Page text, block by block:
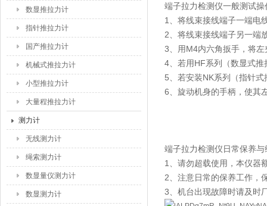
数显推拉力计
指针推拉力计
国产推拉力计
机械式推拉力计
小型推拉力计
大量程推拉力计
测力计
无线测力计
绳索测力计
数显量仪测力计
数显测力计
端子拉力检测仪一般测试操
1、将线束接线端子一端电
2、将线束接线端子另一端
3、用M4内六角扳手，将
4、若用HF系列（数显式
5、若安装NK系列（指针
6、旋动机身的手柄，使其
端子拉力检测仪日常保养与
1、请勿超载使用，本仪器
2、注意日常的保养工作，
3、机台出现故障时请及时